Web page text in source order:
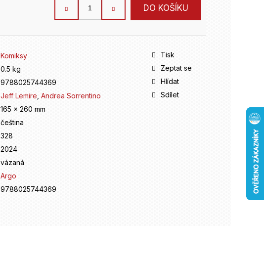
DO KOŠÍKU
Komiksy
0.5 kg
9788025744369
Jeff Lemire ,Andrea Sorrentino
165 x 260 mm
čeština
328
2024
vázaná
Argo
9788025744369
Tisk
Zeptat se
Hlídat
Sdílet